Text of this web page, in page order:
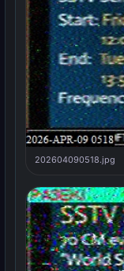
202604090518.jpg